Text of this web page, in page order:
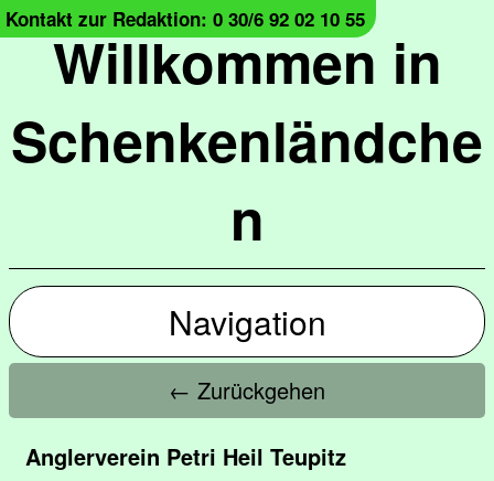
Willkommen in
Schenkenländche
n
Kontakt zur Redaktion: 0 30/6 92 02 10 55
Navigation
← Zurückgehen
Anglerverein Petri Heil Teupitz